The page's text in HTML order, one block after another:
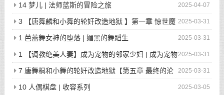
狂欢派对
2025-04-07
14 梦儿 | 法师蓝斯的冒险之旅
2025-03-31
3 【唐舞麟和小舞的轮奸改造地狱 】第一章 惊世魔
王现身 | 斗罗大陆同人
2025-03-31
1 芭蕾舞女神的堕落 | 媚黑的舞蹈生
2025-03-31
1 【调教绝美人妻】成为宠物的邻家少妇 | 成为宠物
的邻家少妇
2025-03-31
7 唐舞桐和小舞的轮奸改造地狱【第五章 最终的沦
陷】 | 斗罗大陆同人
2025-03-05
10 人偶棋盘 | 收容系列